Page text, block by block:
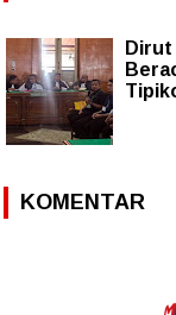
Dirut
KOMENTAR